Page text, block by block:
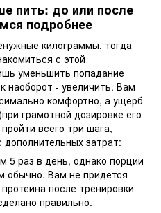
пить: до или после
подробнее
килограммы, тогда
с этой
уменьшить попадание
наоборот - увеличить. Вам
комфортно, а ущерб
грамотной дозировке его
всего три шага,
затрат:
5 раз в день, однако порции
Вам не придется
после тренировки
правильно.